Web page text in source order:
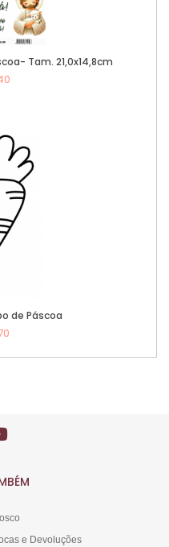
Tam. 21,0x14,8cm
de Páscoa
e Devoluções